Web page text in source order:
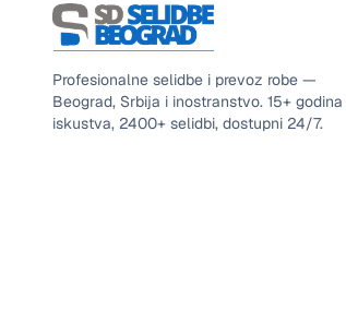
Profesionalne selidbe i prevoz robe —
Beograd, Srbija i inostranstvo. 15+ godina
iskustva, 2400+ selidbi, dostupni 24/7.